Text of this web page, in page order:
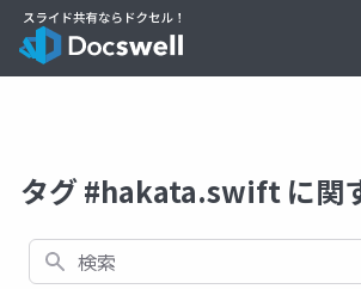
タグ #hakata.swift に関
検索